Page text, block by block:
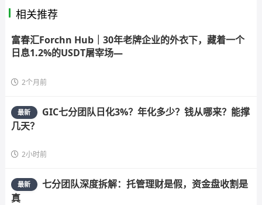
相关推荐
富春汇Forchn Hub｜30年老牌企业的外衣下，藏着一个
日息1.2%的USDT屠宰场—
2个月前
最新
GIC七分团队日化3%？年化多少？钱从哪来？能撑
几天？
2小时前
最新
七分团队深度拆解：托管理财是假，资金盘收割是
真